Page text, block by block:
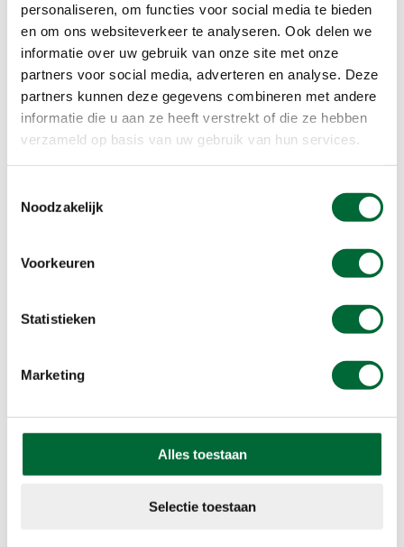
personaliseren, om functies voor social media te bieden
en om ons websiteverkeer te analyseren. Ook delen we
informatie over uw gebruik van onze site met onze
partners voor social media, adverteren en analyse. Deze
partners kunnen deze gegevens combineren met andere
informatie die u aan ze heeft verstrekt of die ze hebben
verzameld op basis van uw gebruik van hun services.
Noodzakelijk
Voorkeuren
Statistieken
Marketing
Alles toestaan
Selectie toestaan
Afstanden
5,0km 09:00-13:00 uur
10,0km 09:00-12:00 uur
15,0km 08:00-11:00 uur
20,0km 08:00-10:00 uur
30,0km 08:00-10:00 uur
Bepijld
Routebeschr